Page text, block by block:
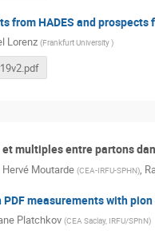
from HADES and prospects
Lorenz (Frankfurt University)
multiples entre partons
Hervé Moutarde (CEA-IRFU-SPHN),
measurements with
Platchkov (CEA Saclay, IRFU/SPhN)